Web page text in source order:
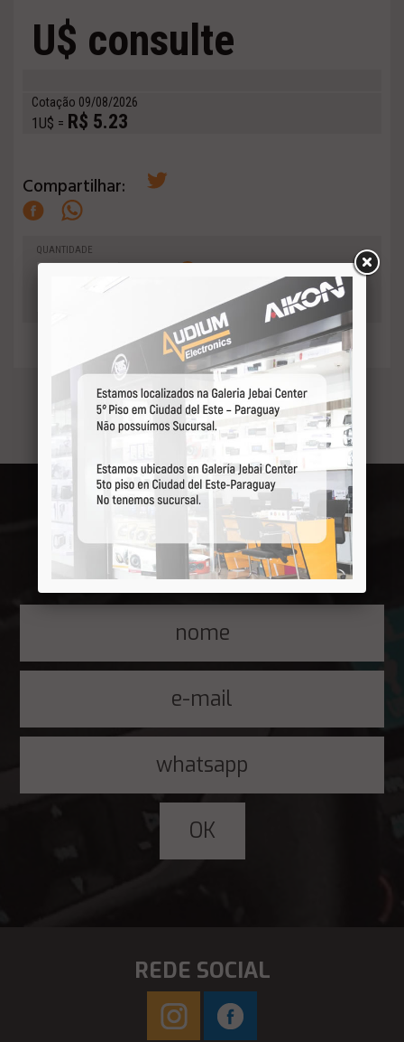
U$ consulte
Cotação 09/08/2026
1U$ = R$ 5.23
Compartilhar:
QUANTIDADE
+ Adicionar
ao orçamento
Receba por primeiro
nossas ofertas
REDE SOCIAL